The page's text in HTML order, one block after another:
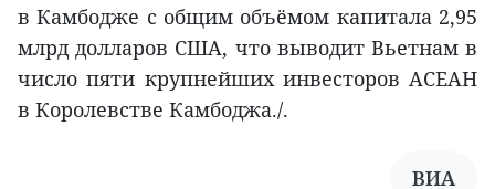
в Камбодже с общим объёмом капитала 2,95
млрд долларов США, что выводит Вьетнам в
число пяти крупнейших инвесторов АСЕАН
в Королевстве Камбоджа./.
ВИА